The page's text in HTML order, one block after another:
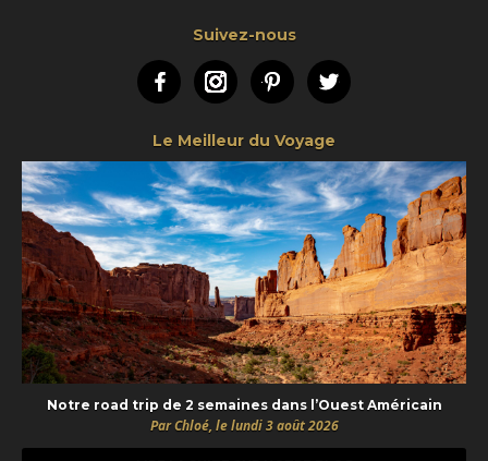
Suivez-nous
FacebookInstagramPinterestTwitter
Le Meilleur du Voyage
Notre road trip de 2 semaines dans l’Ouest Américain
Par Chloé, le lundi 3 août 2026